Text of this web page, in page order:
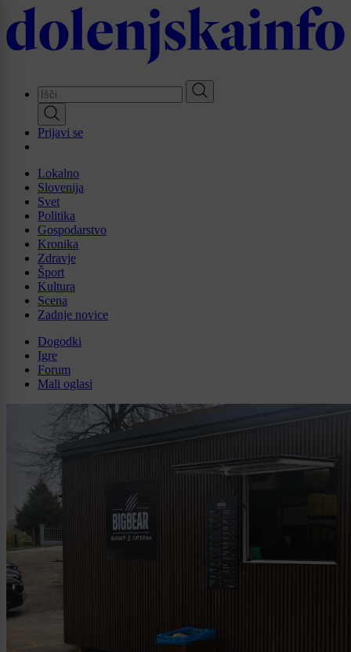
Skip
to
main
Prijavi se
Lokalno
Slovenija
Svet
Politika
Gospodarstvo
Kronika
Zdravje
Šport
Kultura
Scena
Zadnje novice
Dogodki
Igre
Forum
Mali oglasi